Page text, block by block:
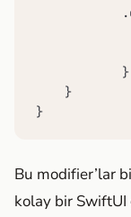
            }
    }
}
Bu modifier’lar
kolay bir